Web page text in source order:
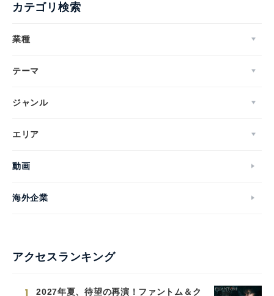
カテゴリ検索
業種
テーマ
ジャンル
エリア
動画
海外企業
アクセスランキング
1 2027年夏、待望の再演！ファントム＆ク